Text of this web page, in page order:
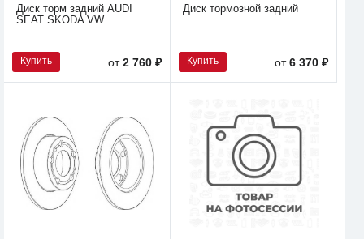
Диск торм задний AUDI
SEAT SKODA VW
Купить от2 760 ₽
Диск тормозной задний
Купить от6 370 ₽